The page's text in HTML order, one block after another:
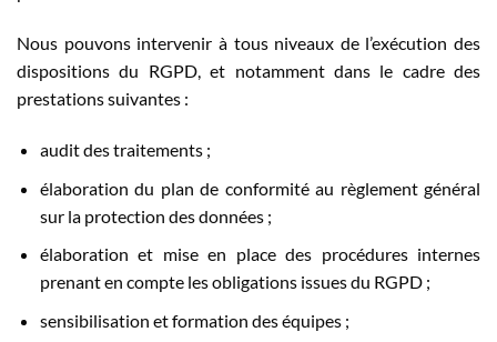
Nous pouvons intervenir à tous niveaux de l’exécution des
dispositions du RGPD, et notamment dans le cadre des
prestations suivantes :
audit des traitements ;
élaboration du plan de conformité au règlement général
sur la protection des données ;
élaboration et mise en place des procédures internes
prenant en compte les obligations issues du RGPD ;
sensibilisation et formation des équipes ;